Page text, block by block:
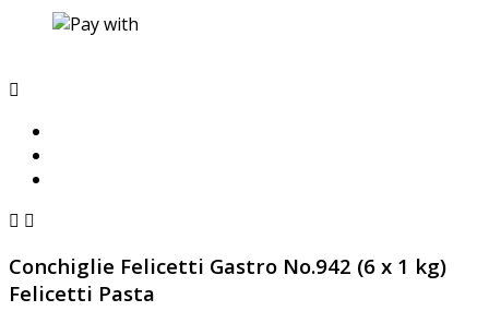

 
Conchiglie Felicetti Gastro No.942 (6 x 1 kg)
Felicetti Pasta